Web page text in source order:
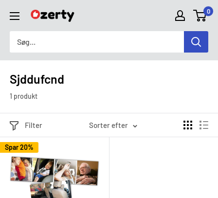
indhold
Ozerty
Danmark
0
Sjddufcnd
1 produkt
Filter Sorter efter
Spar 20%